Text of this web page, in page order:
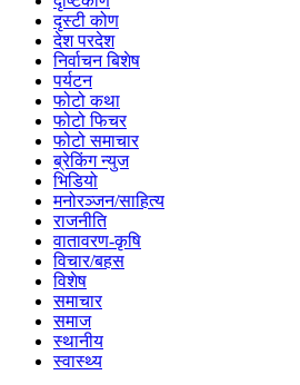
दृस्टी कोण
देश परदेश
निर्वाचन बिशेष
पर्यटन
फोटो कथा
फोटो फिचर
फोटो समाचार
ब्रेकिंग न्युज
भिडियो
मनोरञ्जन/साहित्य
राजनीति
वातावरण-कृषि
विचार/बहस
विशेष
समाचार
समाज
स्थानीय
स्वास्थ्य